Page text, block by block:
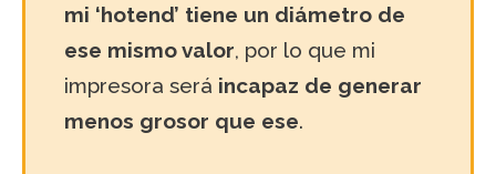
mi ‘hotend’ tiene un diámetro de
ese mismo valor, por lo que mi
impresora será incapaz de generar
menos grosor que ese.